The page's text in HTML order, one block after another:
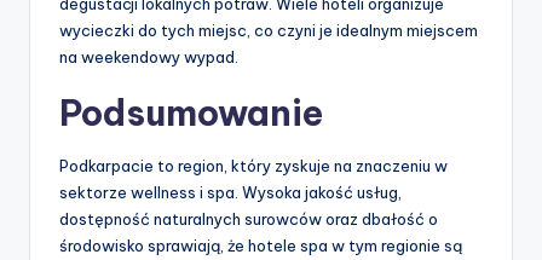
wycieczki do tych miejsc, co czyni je idealnym miejscem
na weekendowy wypad.
Podsumowanie
Podkarpacie to region, który zyskuje na znaczeniu w
sektorze wellness i spa. Wysoka jakość usług,
dostępność naturalnych surowców oraz dbałość o
środowisko sprawiają, że hotele spa w tym regionie są